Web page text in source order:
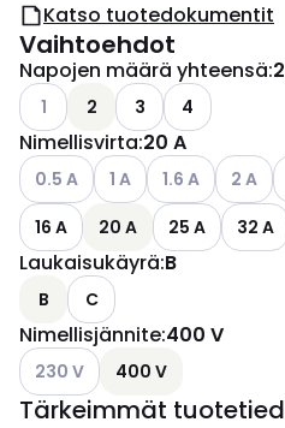
Katso tuotedokumentit
Vaihtoehdot
Napojen määrä yhteensä:2
Katso käytettävissä olevat
1 2 3 4
Nimellisvirta:20 A
Katso käytettävissä olevat
0.5 A Katso käytettävissä
1 A Katso
1.6 A Katso
2 A
16 A
20 A 25 A 32 A
Laukaisukäyrä:B
B C
Nimellisjännite:400 V
Katso käytettävissä olevat
230 V 400 V
Tärkeimmät